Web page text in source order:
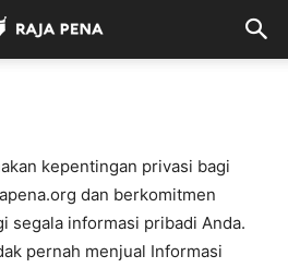
kepentingan privasi bagi
dan berkomitmen
segala informasi pribadi Anda.
pernah menjual Informasi